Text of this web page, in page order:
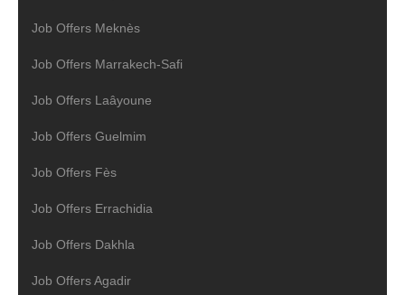
Job Offers Meknès
Job Offers Marrakech-Safi
Job Offers Laâyoune
Job Offers Guelmim
Job Offers Fès
Job Offers Errachidia
Job Offers Dakhla
Job Offers Agadir